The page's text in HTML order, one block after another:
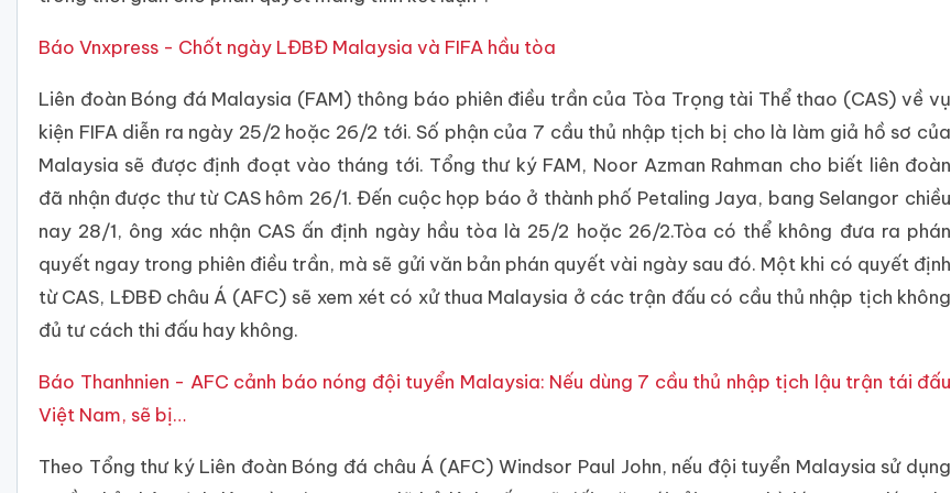
Báo Vnxpress - Chốt ngày LĐBĐ Malaysia và FIFA hầu tòa
Liên đoàn Bóng đá Malaysia (FAM) thông báo phiên điều trần của Tòa Trọng tài Thể thao (CAS) về vụ
kiện FIFA diễn ra ngày 25/2 hoặc 26/2 tới. Số phận của 7 cầu thủ nhập tịch bị cho là làm giả hồ sơ của
Malaysia sẽ được định đoạt vào tháng tới. Tổng thư ký FAM, Noor Azman Rahman cho biết liên đoàn
đã nhận được thư từ CAS hôm 26/1. Đến cuộc họp báo ở thành phố Petaling Jaya, bang Selangor chiều
nay 28/1, ông xác nhận CAS ấn định ngày hầu tòa là 25/2 hoặc 26/2.Tòa có thể không đưa ra phán
quyết ngay trong phiên điều trần, mà sẽ gửi văn bản phán quyết vài ngày sau đó. Một khi có quyết định
từ CAS, LĐBĐ châu Á (AFC) sẽ xem xét có xử thua Malaysia ở các trận đấu có cầu thủ nhập tịch không
đủ tư cách thi đấu hay không.
Báo Thanhnien - AFC cảnh báo nóng đội tuyển Malaysia: Nếu dùng 7 cầu thủ nhập tịch lậu trận tái đấu
Việt Nam, sẽ bị…
Theo Tổng thư ký Liên đoàn Bóng đá châu Á (AFC) Windsor Paul John, nếu đội tuyển Malaysia sử dụng